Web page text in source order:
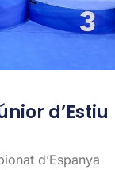
d’Estiu
d’Espanya